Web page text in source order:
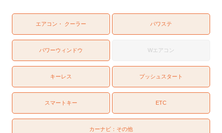
エアコン・ クーラー パワステ
パワーウィンドウ Wエアコン
キーレス プッシュスタート
スマートキー ETC
カーナビ： その他